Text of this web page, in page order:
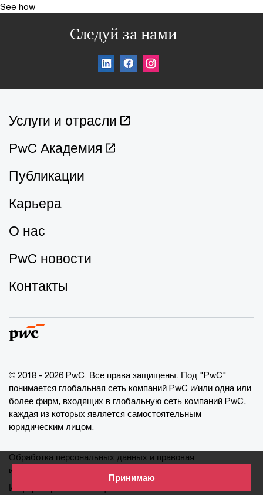
Принимаю
See how
Следуй за нами
Услуги и отрасли
PwC Академия
Публикации
Карьера
О нас
PwC новости
Контакты
© 2018 - 2026 PwC. Все права защищены. Под "PwC"
понимается глобальная сеть компаний PwC и/или одна или
более фирм, входящих в глобальную сеть компаний PwC,
каждая из которых является самостоятельным
юридическим лицом.
Обработка персональных данных и правовая
информация
Информация о cookie-файлах